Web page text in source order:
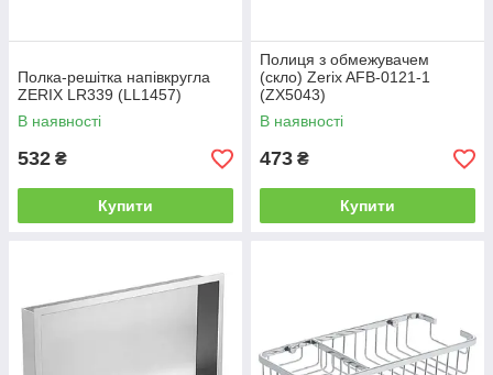
Полка-решітка напівкругла
ZERIX LR339 (LL1457)
В наявності
532 ₴
Купити
Полиця з обмежувачем
(скло) Zerix AFB-0121-1
(ZX5043)
В наявності
473 ₴
Купити